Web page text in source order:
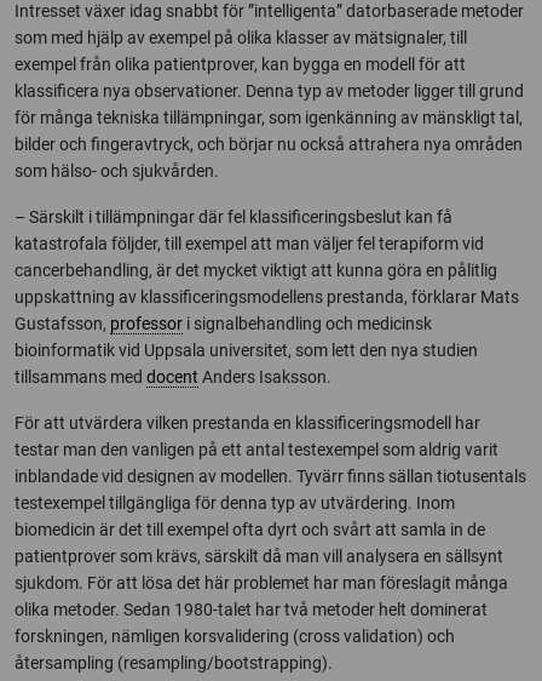
Intresset växer idag snabbt för ”intelligenta” datorbaserade metoder
som med hjälp av exempel på olika klasser av mätsignaler, till
exempel från olika patientprover, kan bygga en modell för att
klassificera nya observationer. Denna typ av metoder ligger till grund
för många tekniska tillämpningar, som igenkänning av mänskligt tal,
bilder och fingeravtryck, och börjar nu också attrahera nya områden
som hälso- och sjukvården.
– Särskilt i tillämpningar där fel klassificeringsbeslut kan få
katastrofala följder, till exempel att man väljer fel terapiform vid
cancerbehandling, är det mycket viktigt att kunna göra en pålitlig
uppskattning av klassificeringsmodellens prestanda, förklarar Mats
Gustafsson, professor i signalbehandling och medicinsk
bioinformatik vid Uppsala universitet, som lett den nya studien
tillsammans med docent Anders Isaksson.
För att utvärdera vilken prestanda en klassificeringsmodell har
testar man den vanligen på ett antal testexempel som aldrig varit
inblandade vid designen av modellen. Tyvärr finns sällan tiotusentals
testexempel tillgängliga för denna typ av utvärdering. Inom
biomedicin är det till exempel ofta dyrt och svårt att samla in de
patientprover som krävs, särskilt då man vill analysera en sällsynt
sjukdom. För att lösa det här problemet har man föreslagit många
olika metoder. Sedan 1980-talet har två metoder helt dominerat
forskningen, nämligen korsvalidering (cross validation) och
återsampling (resampling/bootstrapping).